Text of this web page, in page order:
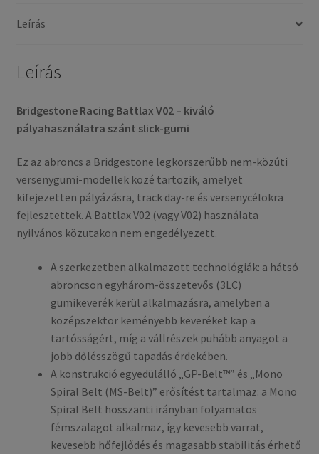
Leírás
Leírás
Bridgestone Racing Battlax V02 – kiváló
pályahasználatra szánt slick-gumi
Ez az abroncs a Bridgestone legkorszerűbb nem-közúti
versenygumi-modellek közé tartozik, amelyet
kifejezetten pályázásra, track day-re és versenycélokra
fejlesztettek. A Battlax V02 (vagy V02) használata
nyilvános közutakon nem engedélyezett.
A szerkezetben alkalmazott technológiák: a hátsó
abroncson egy­három-összetevős (3LC)
gumikeverék kerül alkalmazásra, amelyben a
középszektor keményebb keveréket kap a
tartósságért, míg a vállrészek puhább anyagot a
jobb dőlésszögű tapadás érdekében.
A konstrukció egyedülálló „GP-Belt™” és „Mono
Spiral Belt (MS-Belt)” erősítést tartalmaz: a Mono
Spiral Belt hosszanti irányban folyamatos
fémszalagot alkalmaz, így kevesebb varrat,
kevesebb hőfejlődés és magasabb stabilitás érhető